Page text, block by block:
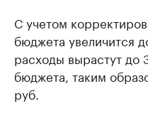
С учетом
бюджета увеличится
расходы вырастут
бюджета, таким
руб.